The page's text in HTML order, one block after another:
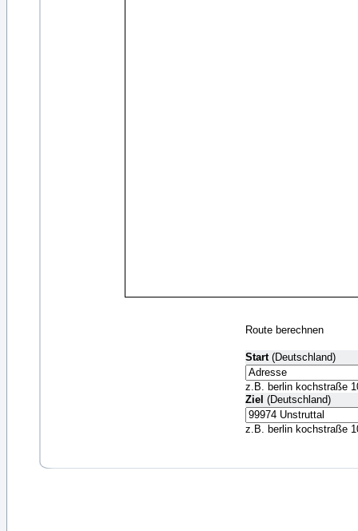
Route berechnen
Start(Deutschland)
z.B. berlin kochstraße
Ziel (Deutschland)
z.B. berlin kochstraße